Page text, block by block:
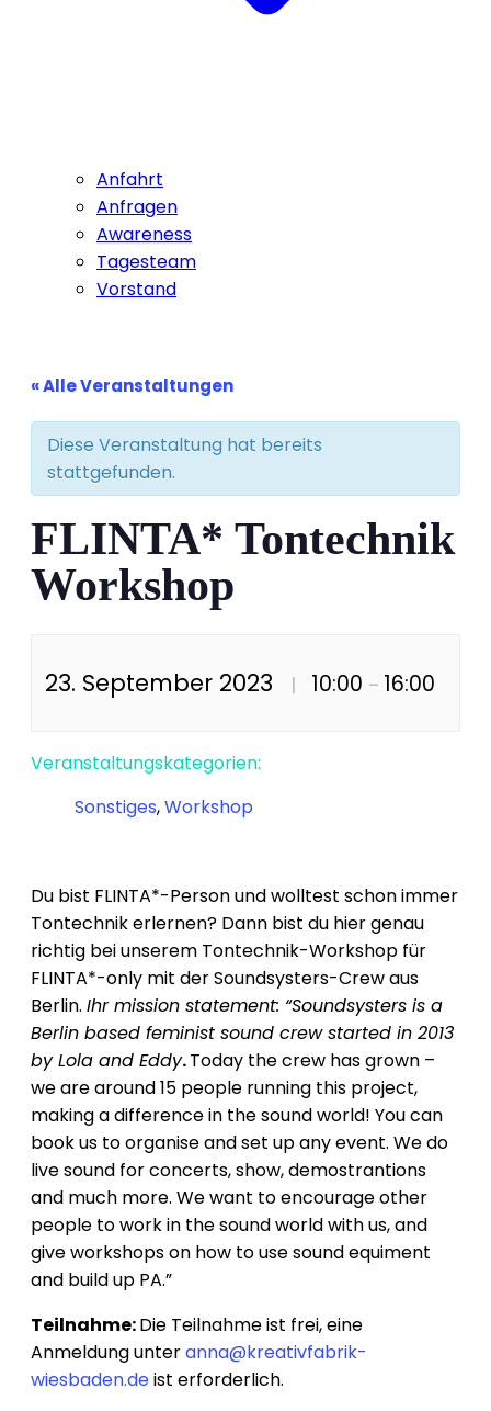
Anfahrt
Anfragen
Awareness
Tagesteam
Vorstand
« Alle Veranstaltungen
Diese Veranstaltung hat bereits
stattgefunden.
FLINTA* Tontechnik
Workshop
23. September 2023 10:00 – 16:00
Veranstaltungskategorien:
Sonstiges,Workshop
Du bist FLINTA*-Person und wolltest schon immer
Tontechnik erlernen? Dann bist du hier genau
richtig bei unserem Tontechnik-Workshop für
FLINTA*-only mit der Soundsysters-Crew aus
Berlin. Ihr mission statement: “Soundsysters is a
Berlin based feminist sound crew started in 2013
by Lola and Eddy.Today the crew has grown –
we are around 15 people running this project,
making a difference in the sound world! You can
book us to organise and set up any event. We do
live sound for concerts, show, demostrantions
and much more. We want to encourage other
people to work in the sound world with us, and
give workshops on how to use sound equiment
and build up PA.”
Teilnahme:Die Teilnahme ist frei, eine
Anmeldung unteranna@kreativfabrik-
wiesbaden.deist erforderlich.